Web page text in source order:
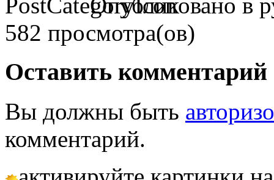
582 просмотра(ов)
Оставить комментарий
Вы должны быть
комментарий.